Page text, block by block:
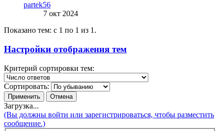
partek56
7 окт 2024
Показано тем: с 1 по 1 из 1.
Настройки отображения тем
Критерий сортировки тем:
Сортировать:
Загрузка...
(Вы должны войти или зарегистрироваться, чтобы разместить
сообщение.)